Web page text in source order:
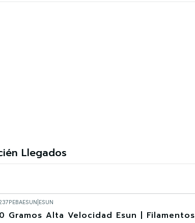
Llegados
ESUN
Gramos Alta Velocidad Esun | Filamentos